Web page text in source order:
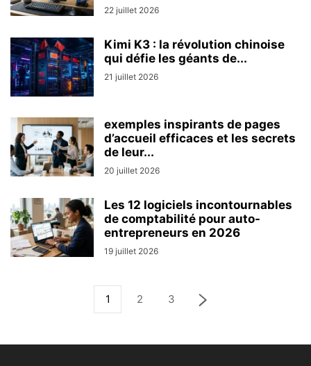
22 juillet 2026
Kimi K3 : la révolution chinoise
qui défie les géants de...
21 juillet 2026
exemples inspirants de pages
d’accueil efficaces et les secrets
de leur...
20 juillet 2026
Les 12 logiciels incontournables
de comptabilité pour auto-
entrepreneurs en 2026
19 juillet 2026
1 2 3